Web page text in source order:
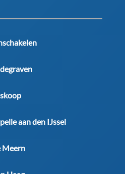
aan den IJssel
Meern